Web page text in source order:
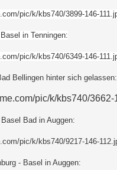
in Tenningen:
Bellingen hinter sich gelassen:
Bad in Auggen:
- Basel in Auggen: